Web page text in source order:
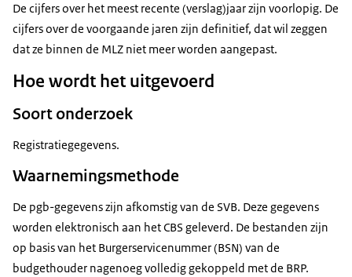
De cijfers over het meest recente (verslag)jaar zijn voorlopig. De
cijfers over de voorgaande jaren zijn definitief, dat wil zeggen
dat ze binnen de MLZ niet meer worden aangepast.
Hoe wordt het uitgevoerd
Soort onderzoek
Registratiegegevens.
Waarnemingsmethode
De pgb-gegevens zijn afkomstig van de SVB. Deze gegevens
worden elektronisch aan het CBS geleverd. De bestanden zijn
op basis van het Burgerservicenummer (BSN) van de
budgethouder nagenoeg volledig gekoppeld met de BRP.